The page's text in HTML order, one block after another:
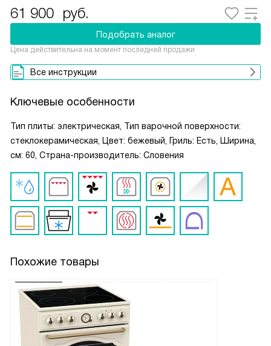
61 900 руб.
Подобрать аналог
Цена действительна на момент последней продажи
Все инструкции
Ключевые особенности
Тип плиты: электрическая, Тип варочной поверхности:
стеклокерамическая, Цвет: бежевый, Гриль: Есть, Ширина,
см: 60, Страна-производитель: Словения
Похожие товары